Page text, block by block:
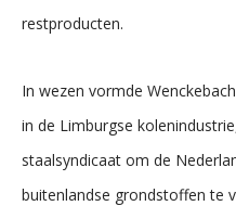
restproducten.
In wezen vormde
in de Limburgse
staalsyndicaat om de
buitenlandse grondstoffen te